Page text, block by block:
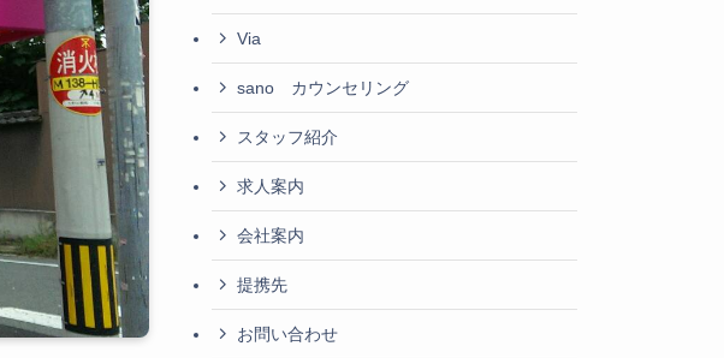
Via
sano カウンセリング
スタッフ紹介
求人案内
会社案内
提携先
お問い合わせ